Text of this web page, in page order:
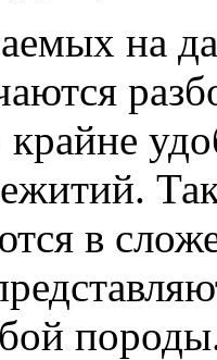
на
крайне
в